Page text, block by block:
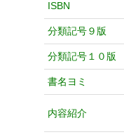
ISBN
分類記号９版
分類記号１０版
書名ヨミ
内容紹介